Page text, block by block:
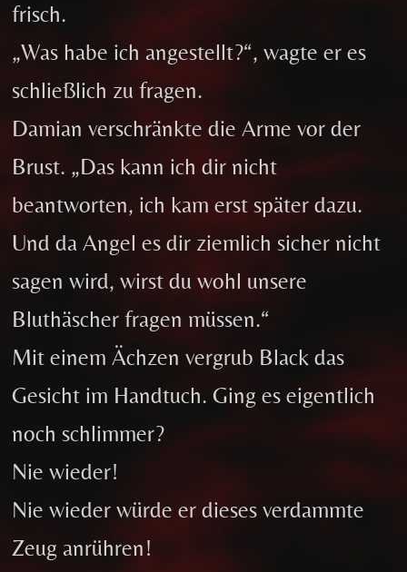
frisch.
„Was habe ich angestellt?“, wagte er es
schließlich zu fragen.
Damian verschränkte die Arme vor der
Brust. „Das kann ich dir nicht
beantworten, ich kam erst später dazu.
Und da Angel es dir ziemlich sicher nicht
sagen wird, wirst du wohl unsere
Bluthäscher fragen müssen.“
Mit einem Ächzen vergrub Black das
Gesicht im Handtuch. Ging es eigentlich
noch schlimmer?
Nie wieder!
Nie wieder würde er dieses verdammte
Zeug anrühren!